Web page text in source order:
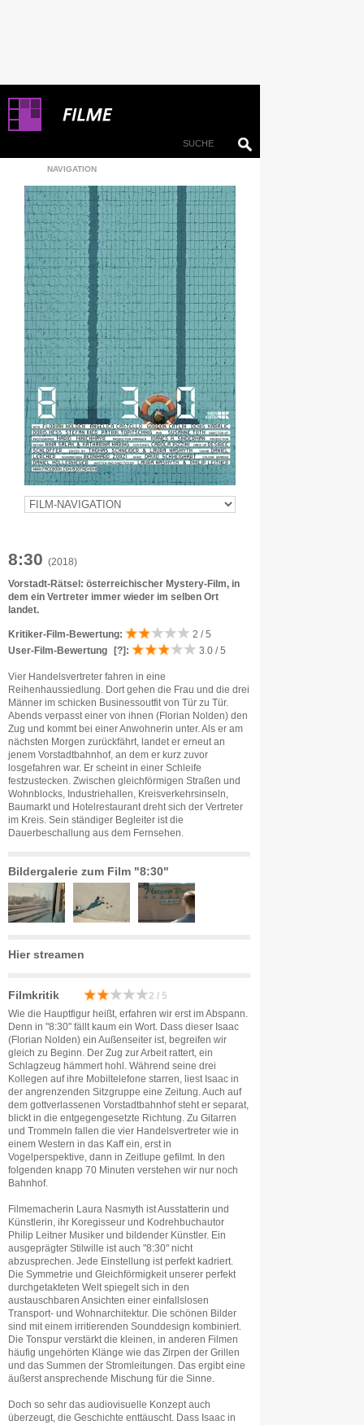
NAVIGATION
8:30 (2018)
Vorstadt-Rätsel: österreichischer Mystery-Film, in
dem ein Vertreter immer wieder im selben Ort
landet.
Kritiker-Film-Bewertung:
2 / 5
User-Film-Bewertung
[?] : 3.0 / 5
Vier Handelsvertreter fahren in eine
Reihenhaussiedlung. Dort gehen die Frau und die drei
Männer im schicken Businessoutfit von Tür zu Tür.
Abends verpasst einer von ihnen (Florian Nolden) den
Zug und kommt bei einer Anwohnerin unter. Als er am
nächsten Morgen zurückfährt, landet er erneut an
jenem Vorstadtbahnhof, an dem er kurz zuvor
losgefahren war. Er scheint in einer Schleife
festzustecken. Zwischen gleichförmigen Straßen und
Wohnblocks, Industriehallen, Kreisverkehrsinseln,
Baumarkt und Hotelrestaurant dreht sich der Vertreter
im Kreis. Sein ständiger Begleiter ist die
Dauerbeschallung aus dem Fernsehen.
Bildergalerie zum Film "8:30"
Hier streamen
Filmkritik 2 / 5
Wie die Hauptfigur heißt, erfahren wir erst im Abspann.
Denn in "8:30" fällt kaum ein Wort. Dass dieser Isaac
(Florian Nolden) ein Außenseiter ist, begreifen wir
gleich zu Beginn. Der Zug zur Arbeit rattert, ein
Schlagzeug hämmert hohl. Während seine drei
Kollegen auf ihre Mobiltelefone starren, liest Isaac in
der angrenzenden Sitzgruppe eine Zeitung. Auch auf
dem gottverlassenen Vorstadtbahnhof steht er separat,
blickt in die entgegengesetzte Richtung. Zu Gitarren
und Trommeln fallen die vier Handelsvertreter wie in
einem Western in das Kaff ein, erst in
Vogelperspektive, dann in Zeitlupe gefilmt. In den
folgenden knapp 70 Minuten verstehen wir nur noch
Bahnhof.
Filmemacherin Laura Nasmyth ist Ausstatterin und
Künstlerin, ihr Koregisseur und Kodrehbuchautor
Philip Leitner Musiker und bildender Künstler. Ein
ausgeprägter Stilwille ist auch "8:30" nicht
abzusprechen. Jede Einstellung ist perfekt kadriert.
Die Symmetrie und Gleichförmigkeit unserer perfekt
durchgetakteten Welt spiegelt sich in den
austauschbaren Ansichten einer einfallslosen
Transport- und Wohnarchitektur. Die schönen Bilder
sind mit einem irritierenden Sounddesign kombiniert.
Die Tonspur verstärkt die kleinen, in anderen Filmen
häufig ungehörten Klänge wie das Zirpen der Grillen
und das Summen der Stromleitungen. Das ergibt eine
äußerst ansprechende Mischung für die Sinne.
Doch so sehr das audiovisuelle Konzept auch
überzeugt, die Geschichte enttäuscht. Dass Isaac in